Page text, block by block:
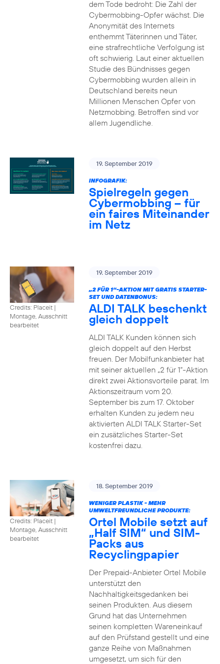
dem Tode bedroht: Die Zahl der
Cybermobbing-Opfer wächst. Die
Anonymität des Internets
enthemmt Täterinnen und Täter,
eine strafrechtliche Verfolgung ist
oft schwierig. Laut einer aktuellen
Studie des Bündnisses gegen
Cybermobbing wurden allein in
Deutschland bereits neun
Millionen Menschen Opfer von
Netzmobbing. Betroffen sind vor
allem Jugendliche.
19. September 2019
INFOGRAFIK:
Spielregeln gegen
Cybermobbing – für
ein faires Miteinander
im Netz
Credits: Placeit |
Montage, Ausschnitt
bearbeitet
19. September 2019
„2 FÜR 1“-AKTION MIT GRATIS STARTER-
SET UND DATENBONUS:
ALDI TALK beschenkt
gleich doppelt
ALDI TALK Kunden können sich
gleich doppelt auf den Herbst
freuen. Der Mobilfunkanbieter hat
mit seiner aktuellen „2 für 1“-Aktion
direkt zwei Aktionsvorteile parat. Im
Aktionszeitraum vom 20.
September bis zum 17. Oktober
erhalten Kunden zu jedem neu
aktivierten ALDI TALK Starter-Set
ein zusätzliches Starter-Set
kostenfrei dazu.
Credits: Placeit |
Montage, Ausschnitt
bearbeitet
18. September 2019
WENIGER PLASTIK - MEHR
UMWELTFREUNDLICHE PRODUKTE:
Ortel Mobile setzt auf
„Half SIM“ und SIM-
Packs aus
Recyclingpapier
Der Prepaid-Anbieter Ortel Mobile
unterstützt den
Nachhaltigkeitsgedanken bei
seinen Produkten. Aus diesem
Grund hat das Unternehmen
seinen kompletten Wareneinkauf
auf den Prüfstand gestellt und eine
ganze Reihe von Maßnahmen
umgesetzt, um sich für den